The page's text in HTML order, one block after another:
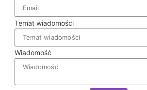
Temat wiadomości
Wiadomość